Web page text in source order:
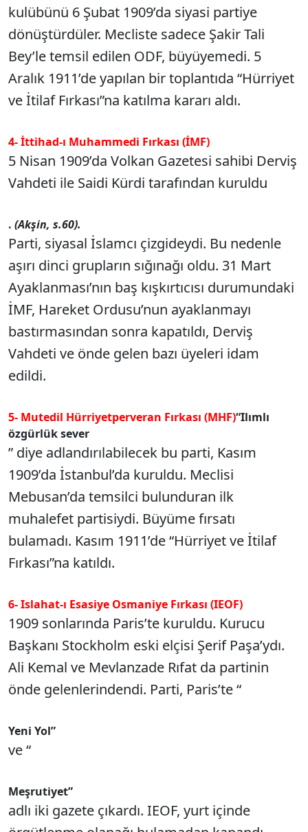
kulübünü 6 Şubat 1909’da siyasi partiye
dönüştürdüler. Mecliste sadece Şakir Tali
Bey’le temsil edilen ODF, büyüyemedi. 5
Aralık 1911’de yapılan bir toplantıda “Hürriyet
ve İtilaf Fırkası”na katılma kararı aldı.
4- İttihad-ı Muhammedi Fırkası (İMF)
5 Nisan 1909’da Volkan Gazetesi sahibi Derviş
Vahdeti ile Saidi Kürdi tarafından kuruldu
. (Akşin, s.60).
Parti, siyasal İslamcı çizgideydi. Bu nedenle
aşırı dinci grupların sığınağı oldu. 31 Mart
Ayaklanması’nın baş kışkırtıcısı durumundaki
İMF, Hareket Ordusu’nun ayaklanmayı
bastırmasından sonra kapatıldı, Derviş
Vahdeti ve önde gelen bazı üyeleri idam
edildi.
5- Mutedil Hürriyetperveran Fırkası (MHF)“Ilımlı
özgürlük sever
” diye adlandırılabilecek bu parti, Kasım
1909’da İstanbul’da kuruldu. Meclisi
Mebusan’da temsilci bulunduran ilk
muhalefet partisiydi. Büyüme fırsatı
bulamadı. Kasım 1911’de “Hürriyet ve İtilaf
Fırkası”na katıldı.
6- Islahat-ı Esasiye Osmaniye Fırkası (IEOF)
1909 sonlarında Paris’te kuruldu. Kurucu
Başkanı Stockholm eski elçisi Şerif Paşa’ydı.
Ali Kemal ve Mevlanzade Rıfat da partinin
önde gelenlerindendi. Parti, Paris’te “
Yeni Yol”
ve “
Meşrutiyet”
adlı iki gazete çıkardı. IEOF, yurt içinde